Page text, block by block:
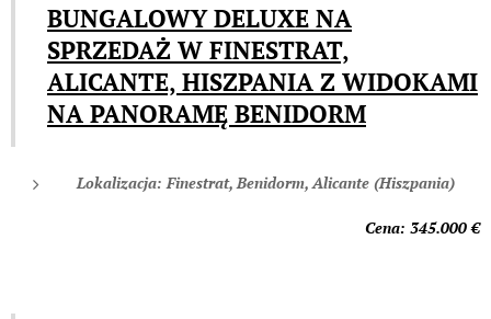
BUNGALOWY DELUXE NA
SPRZEDAŻ W FINESTRAT,
ALICANTE, HISZPANIA Z WIDOKAMI
NA PANORAMĘ BENIDORM
Lokalizacja: Finestrat, Benidorm, Alicante (Hiszpania)
Cena: 345.000 €